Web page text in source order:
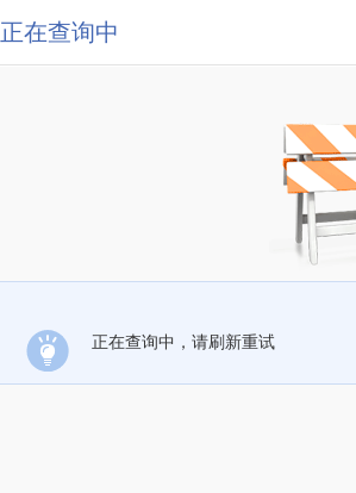
正在查询中
正在查询中，请刷新重试